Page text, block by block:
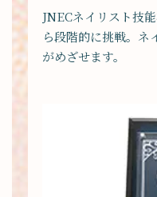
JNECネイリスト技
ら段階的に挑戦。ネ
がめざせます。